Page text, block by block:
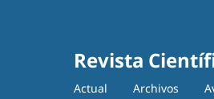
Revista
Actual Archivos